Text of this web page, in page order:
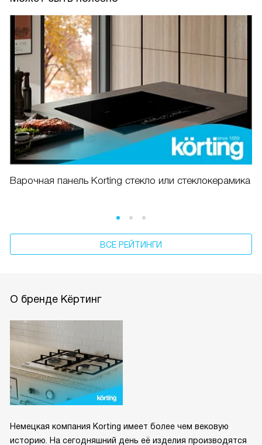
Варочная панель Korting стекло или стеклокерамика
ВСЕ РЕЙТИНГИ
О бренде Кёртинг
Немецкая компания Korting имеет более чем вековую
историю. На сегодняшний день её изделия производятся